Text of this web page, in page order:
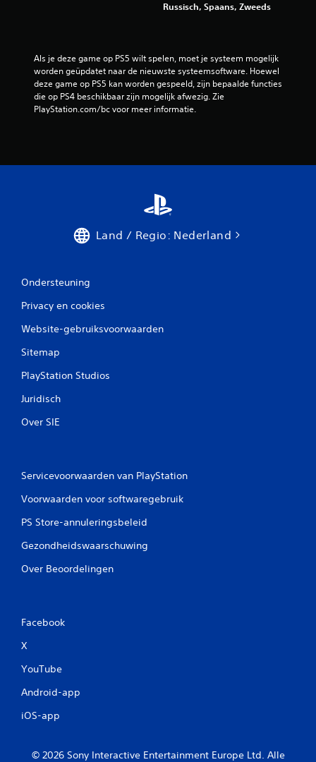
Russisch, Spaans, Zweeds
Als je deze game op PS5 wilt spelen, moet je systeem mogelijk
worden geüpdatet naar de nieuwste systeemsoftware. Hoewel
deze game op PS5 kan worden gespeeld, zijn bepaalde functies
die op PS4 beschikbaar zijn mogelijk afwezig. Zie
PlayStation.com/bc voor meer informatie.
Land / Regio: Nederland
Ondersteuning
Privacy en cookies
Website-gebruiksvoorwaarden
Sitemap
PlayStation Studios
Juridisch
Over SIE
Servicevoorwaarden van PlayStation
Voorwaarden voor softwaregebruik
PS Store-annuleringsbeleid
Gezondheidswaarschuwing
Over Beoordelingen
Facebook
X
YouTube
Android-app
iOS-app
© 2026 Sony Interactive Entertainment Europe Ltd. Alle